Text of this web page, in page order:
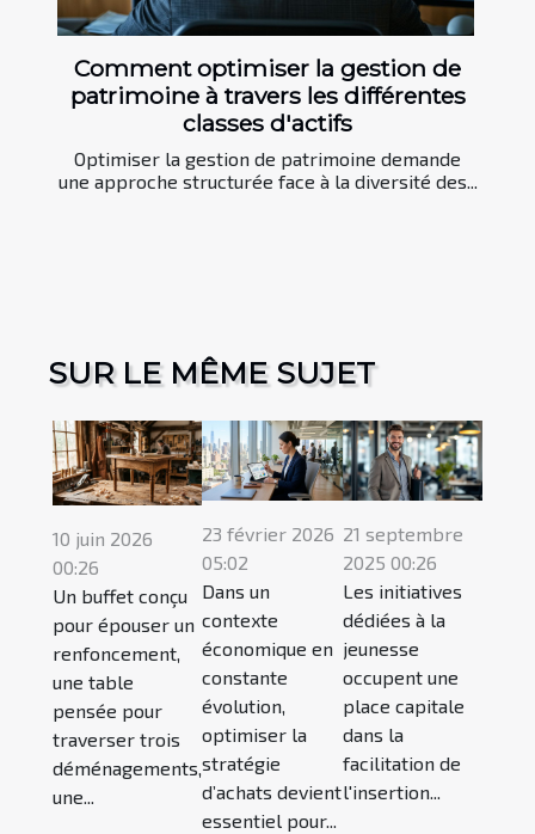
Comment optimiser la gestion de
patrimoine à travers les différentes
classes d'actifs
Optimiser la gestion de patrimoine demande
une approche structurée face à la diversité des...
SUR LE MÊME SUJET
10 juin 2026
00:26
Un buffet conçu
pour épouser un
renfoncement,
une table
pensée pour
traverser trois
déménagements,
une...
23 février 2026
05:02
Dans un
contexte
économique en
constante
évolution,
optimiser la
stratégie
d’achats devient
essentiel pour...
21 septembre
2025 00:26
Les initiatives
dédiées à la
jeunesse
occupent une
place capitale
dans la
facilitation de
l'insertion...